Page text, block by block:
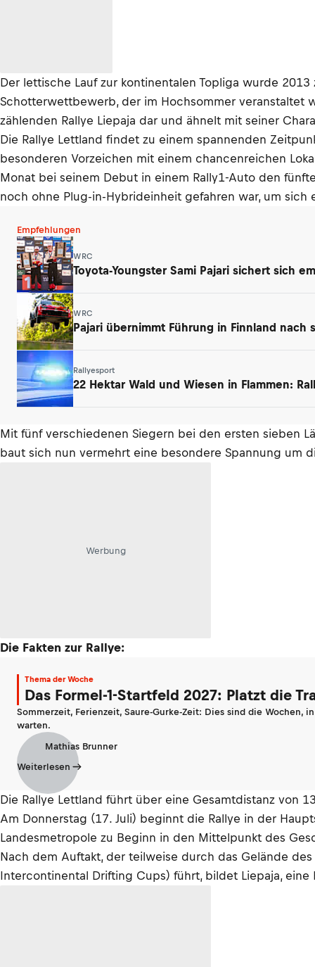
Der lettische Lauf zur kontinentalen Topliga wurde
Schotterwettbewerb, der im Hochsommer veranstaltet
zählenden Rallye Liepaja dar und ähnelt mit seiner
Die Rallye Lettland findet zu einem spannenden
besonderen Vorzeichen mit einem chancenreichen
Monat bei seinem Debut in einem Rally1-Auto den
noch ohne Plug-in-Hybrideinheit gefahren war, um sich
Empfehlungen
WRC
Toyota-Youngster Sami Pajari sichert sich
WRC
Pajari übernimmt Führung in Finnland nach
Rallyesport
22 Hektar Wald und Wiesen in Flammen:
Mit fünf verschiedenen Siegern bei den ersten sieben
baut sich nun vermehrt eine besondere Spannung um
Werbung
Die Fakten zur Rallye:
Thema der Woche
Das Formel-1-Startfeld 2027: Platzt die
Sommerzeit, Ferienzeit, Saure-Gurke-Zeit: Dies sind die
warten.
Mathias Brunner
Weiterlesen
Die Rallye Lettland führt über eine Gesamtdistanz von
Am Donnerstag (17. Juli) beginnt die Rallye in der
Landesmetropole zu Beginn in den Mittelpunkt des
Nach dem Auftakt, der teilweise durch das Gelände
Intercontinental Drifting Cups) führt, bildet Liepaja,